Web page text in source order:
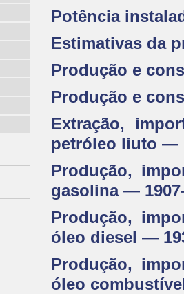
Potência
Estimativas da
Produção e
Produção e
Extração,
petróleo liuto —
Produção,
gasolina —
Produção,
óleo diesel —
Produção,
óleo